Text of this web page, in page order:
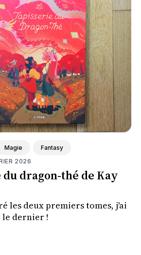
Magie Fantasy
2026
dragon-thé de Kay
les deux premiers tomes, j'ai
dernier !